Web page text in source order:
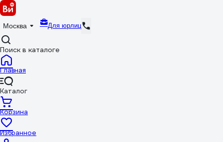
Москва Для юрлиц
Поиск в каталоге
Главная
Каталог
Корзина
Избранное